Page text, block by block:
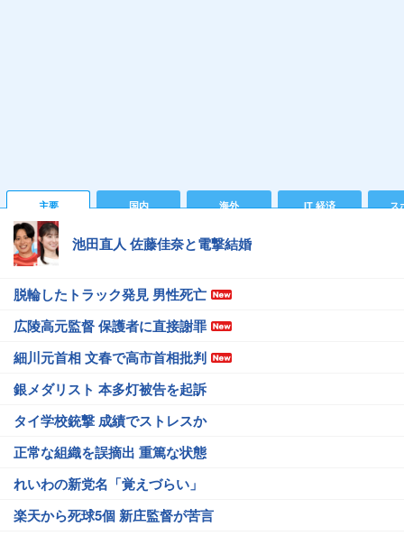
主要 国内 海外 IT 経済 ス
池田直人 佐藤佳奈と電撃結婚
脱輪したトラック発見 男性死亡
広陵高元監督 保護者に直接謝罪
細川元首相 文春で高市首相批判
銀メダリスト 本多灯被告を起訴
タイ学校銃撃 成績でストレスか
正常な組織を誤摘出 重篤な状態
れいわの新党名「覚えづらい」
楽天から死球5個 新庄監督が苦言